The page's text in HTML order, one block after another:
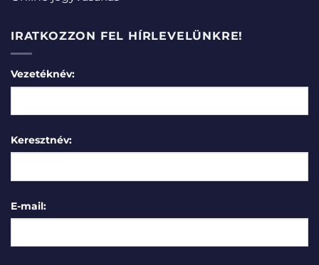
IRATKOZZON FEL HÍRLEVELÜNKRE!
Vezetéknév:
Keresztnév:
E-mail: